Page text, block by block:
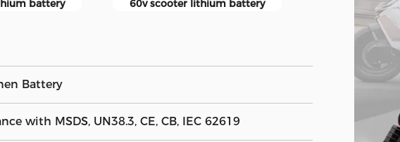
battery
60v scooter lithium battery
Battery
with MSDS, UN38.3, CE, CB, IEC 62619